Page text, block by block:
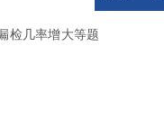
检几率增大等题